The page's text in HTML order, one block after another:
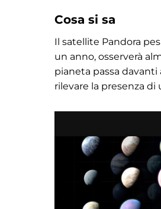
Cosa si sa
Il satellite Pandora
un anno, osserverà
pianeta passa
rilevare la presenza